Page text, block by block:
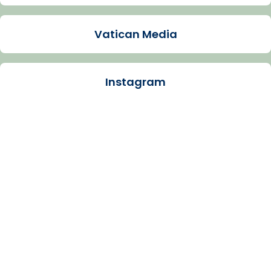
Imatge: Generada amb IA (OpenAI)
Arquebisbat de Barcelona
Vatican Media
Instagram